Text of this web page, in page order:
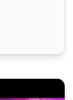
ultime de